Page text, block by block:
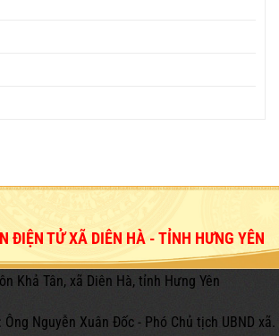
ĐIỆN TỬ XÃ DIÊN HÀ - TỈNH HƯNG YÊN
Khả Tân, xã Diên Hà, tỉnh Hưng Yên
Nguyễn Xuân Đốc - Phó Chủ tịch UBND xã.